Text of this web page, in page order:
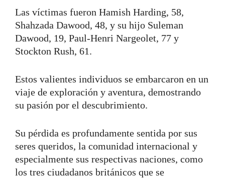
Las víctimas fueron Hamish Harding, 58,
Shahzada Dawood, 48, y su hijo Suleman
Dawood, 19, Paul-Henri Nargeolet, 77 y
Stockton Rush, 61.
Estos valientes individuos se embarcaron en un
viaje de exploración y aventura, demostrando
su pasión por el descubrimiento.
Su pérdida es profundamente sentida por sus
seres queridos, la comunidad internacional y
especialmente sus respectivas naciones, como
los tres ciudadanos británicos que se